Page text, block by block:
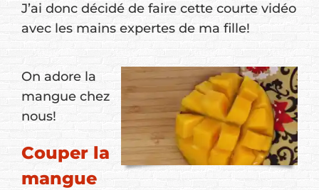
J’ai donc décidé de faire cette courte vidéo
avec les mains expertes de ma fille!
On adore la
mangue chez
nous!
Couper la
mangue